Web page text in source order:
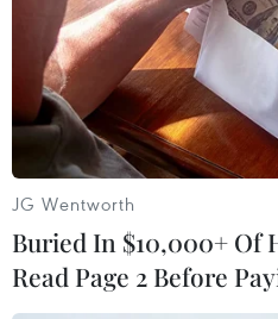
Theo dõi VietnamPlus
TIN LIÊN QUAN
JG Wentworth
Buried In $10,000+ Of
Read Page 2 Before